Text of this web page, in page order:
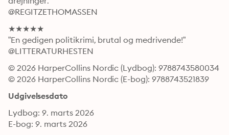
@REGITZETHOMASSEN
★★★★★
”En gedigen politikrimi, brutal og medrivende!”
@LITTERATURHESTEN
© 2026 HarperCollins Nordic (Lydbog): 9788743580034
© 2026 HarperCollins Nordic (E-bog): 9788743521839
Udgivelsesdato
Lydbog: 9. marts 2026
E-bog: 9. marts 2026